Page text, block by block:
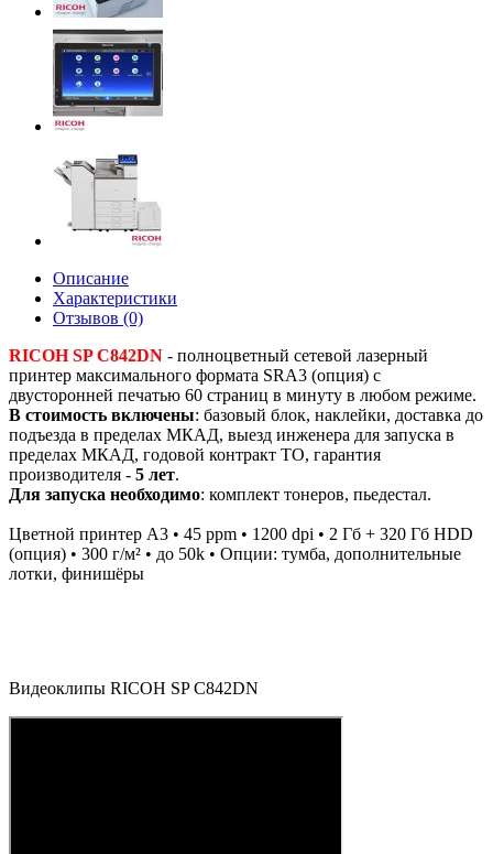
Описание
Характеристики
Отзывов (0)
RICOH SP С842DN - полноцветный сетевой лазерный
принтер максимального формата SRA3 (опция) с
двусторонней печатью 60 страниц в минуту в любом режиме.
В стоимость включены: базовый блок, наклейки, доставка до
подъезда в пределах МКАД, выезд инженера для запуска в
пределах МКАД, годовой контракт ТО, гарантия
производителя - 5 лет.
Для запуска необходимо: комплект тонеров, пьедестал.
Цветной принтер А3 • 45 ppm • 1200 dpi • 2 Гб + 320 Гб HDD
(опция) • 300 г/м² • до 50k • Опции: тумба, дополнительные
лотки, финишёры
Видеоклипы RICOH SP С842DN